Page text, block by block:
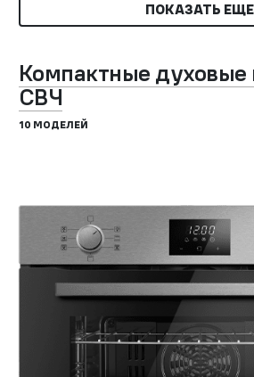
ПОКАЗАТЬ ЕЩЕ
Компактные
СВЧ
10 МОДЕЛЕЙ